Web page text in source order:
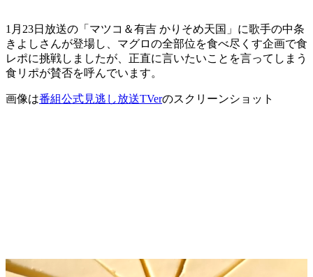
1月23日放送の「マツコ＆有吉 かりそめ天国」に歌手の中条
きよしさんが登場し、マグロの全部位を食べ尽くす企画で食
レポに挑戦しましたが、正直に言いたいことを言ってしまう
食リポが賛否を呼んでいます。
画像は番組公式見逃し放送TVerのスクリーンショット